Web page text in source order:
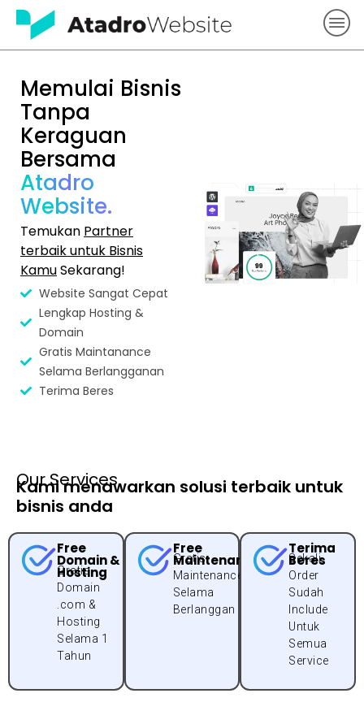
Memulai Bisnis
Tanpa
Keraguan
Bersama
Atadro
Website.
Temukan Partner
terbaik untuk Bisnis
KamuSekarang!
Website Sangat Cepat
Lengkap Hosting &
Domain
Gratis Maintanance
Selama Berlangganan
Terima Beres
Our Services
Kami menawarkan solusi terbaik untuk
bisnis anda
Free
Domain &
Hosting
Gratis
Domain
.com &
Hosting
Selama 1
Tahun
Free
Maintenance
Gratis
Maintenance
Selama
Berlanggan
Terima
Beres
Sekali
Order
Sudah
Include
Untuk
Semua
Service